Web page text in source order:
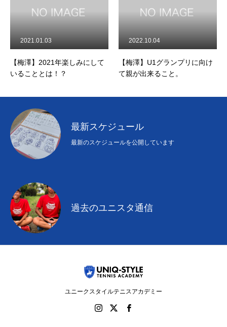
【梅澤】2021年楽しみにして
いることとは！？
2021.01.03
【梅澤】U1グランプリに向け
て親が出来ること。
2022.10.04
最新スケジュール
最新のスケジュールを公開しています
過去のユニスタ通信
ユニークスタイルテニスアカデミー